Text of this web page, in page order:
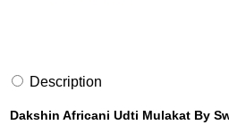
Description
Dakshin Africani Udti Mulakat By